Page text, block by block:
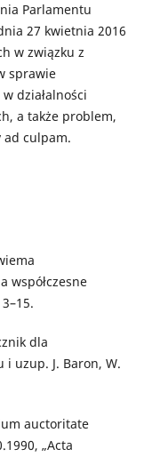
Parlamentu
27 kwietnia 2016
w związku z
sprawie
działalności
a także problem,
ad culpam.
współczesne
dla
uzup. J. Baron, W.
auctoritate
„Acta